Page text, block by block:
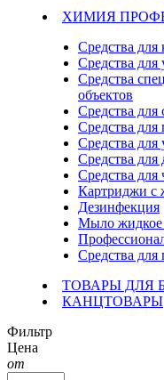
ХИМИЯ
Средства
Средства для
Средства
объектов
Средства для
Средства
Средства
Средства
Средства
Картриджи
Дезинфекция
Мыло жидкое
Средства для
ТОВАРЫ ДЛЯ
КАНЦТОВАРЫ
Фильтр
Цена
от